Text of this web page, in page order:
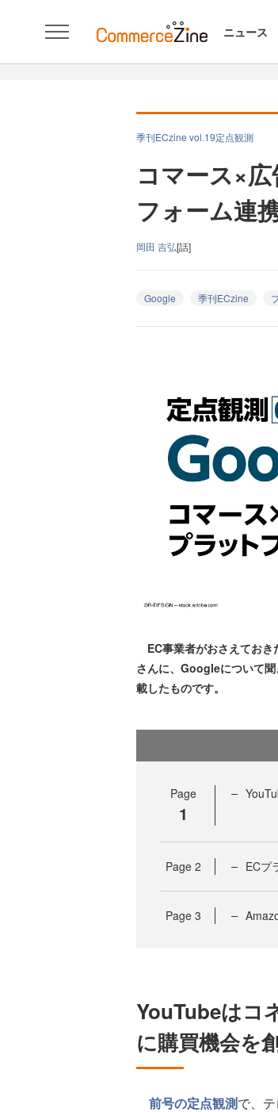
ニュース
季刊ECzine vol.19定点観測
コマース×
フォーム連
岡田 吉弘[話]
Google 季刊ECzine
EC事業者がおさえておき
さんに、Googleについて
載したものです。
Page
1
Page 2 ECプ
Page 3
YouTubeはコ
に購買機会を
前号の定点観測で、